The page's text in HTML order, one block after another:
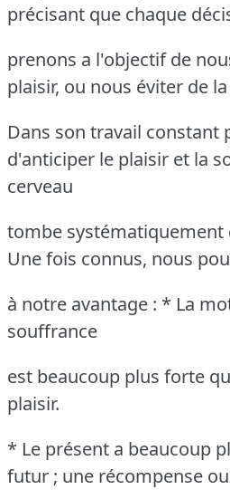
précisant que chaque
prenons a l'objectif de
plaisir, ou nous éviter de
Dans son travail constant
d'anticiper le plaisir et la
cerveau
tombe systématiquement
Une fois connus, nous
à notre avantage : * La
souffrance
est beaucoup plus forte
plaisir.
* Le présent a beaucoup
futur ; une récompense